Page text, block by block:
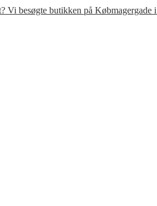
besøgte butikken på